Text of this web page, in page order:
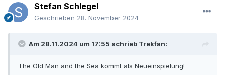
Stefan Schlegel
Geschrieben 28. November 2024
Am 28.11.2024 um 17:55 schrieb Trekfan:
The Old Man and the Sea kommt als Neueinspielung!